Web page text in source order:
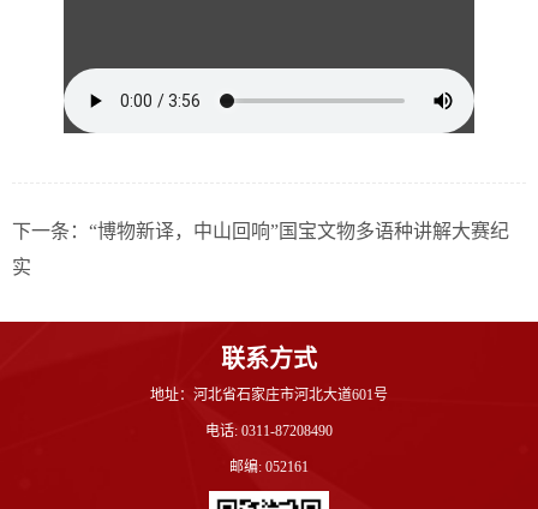
下一条： “博物新译，中山回响”国宝文物多语种讲解大赛纪
实
联系方式
地址：河北省石家庄市河北大道601号
电话: 0311-87208490
邮编: 052161